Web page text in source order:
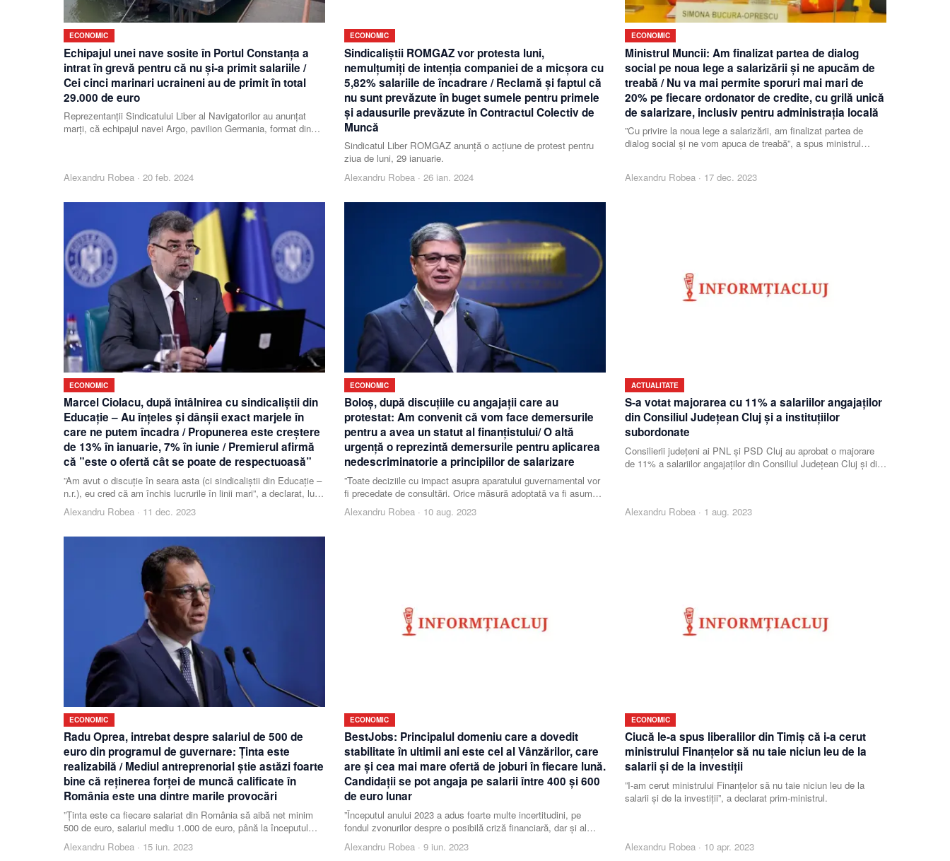
ECONOMIC
Echipajul unei nave sosite în Portul Constanţa a
intrat în grevă pentru că nu şi-a primit salariile /
Cei cinci marinari ucraineni au de primit în total
29.000 de euro
Reprezentanţii Sindicatului Liber al Navigatorilor au anunţat
marţi, că echipajul navei Argo, pavilion Germania, format din
Alexandru Robea· 20 feb. 2024
ECONOMIC
Sindicaliştii ROMGAZ vor protesta luni,
nemulţumiţi de intenţia companiei de a micşora cu
5,82% salariile de încadrare / Reclamă şi faptul că
nu sunt prevăzute în buget sumele pentru primele
şi adausurile prevăzute în Contractul Colectiv de
Muncă
Sindicatul Liber ROMGAZ anunţă o acţiune de protest pentru
ziua de luni, 29 ianuarie.
Alexandru Robea· 26 ian. 2024
ECONOMIC
Ministrul Muncii: Am finalizat partea de dialog
social pe noua lege a salarizării şi ne apucăm de
treabă / Nu va mai permite sporuri mai mari de
20% pe fiecare ordonator de credite, cu grilă unică
de salarizare, inclusiv pentru administraţia locală
”Cu privire la noua lege a salarizării, am finalizat partea de
dialog social şi ne vom apuca de treabă”, a spus ministrul
Alexandru Robea· 17 dec. 2023
ECONOMIC
Marcel Ciolacu, după întâlnirea cu sindicaliştii din
Educaţie – Au înţeles şi dânşii exact marjele în
care ne putem încadra / Propunerea este creştere
de 13% în ianuarie, 7% în iunie / Premierul afirmă
că ”este o ofertă cât se poate de respectuoasă”
”Am avut o discuţie în seara asta (ci sindicaliştii din Educaţie –
n.r.), eu cred că am închis lucrurile în linii mari”, a declarat, luni
seară, la Digi 24, Mar
Alexandru Robea· 11 dec. 2023
ECONOMIC
Boloş, după discuţiile cu angajaţii care au
protestat: Am convenit că vom face demersurile
pentru a avea un statut al finanţistului/ O altă
urgenţă o reprezintă demersurile pentru aplicarea
nedescriminatorie a principiilor de salarizare
”Toate deciziile cu impact asupra aparatului guvernamental vor
fi precedate de consultări. Orice măsură adoptată va fi asumată
la nivelul coaliţiei. Eu sunt par
Alexandru Robea· 10 aug. 2023
ACTUALITATE
S-a votat majorarea cu 11% a salariilor angajaților
din Consiliul Județean Cluj și a instituțiilor
subordonate
Consilierii județeni ai PNL și PSD Cluj au aprobat o majorare
de 11% a salariilor angajaților din Consiliul Județean Cluj și din
Alexandru Robea· 1 aug. 2023
ECONOMIC
Radu Oprea, intrebat despre salariul de 500 de
euro din programul de guvernare: Ţinta este
realizabilă / Mediul antreprenorial ştie astăzi foarte
bine că reţinerea forţei de muncă calificate în
România este una dintre marile provocări
”Ţinta este ca fiecare salariat din România să aibă net minim
500 de euro, salariul mediu 1.000 de euro, până la începutul
anului 2025”, a afirmat, joi seară, m
Alexandru Robea· 15 iun. 2023
ECONOMIC
BestJobs: Principalul domeniu care a dovedit
stabilitate în ultimii ani este cel al Vânzărilor, care
are şi cea mai mare ofertă de joburi în fiecare lună.
Candidaţii se pot angaja pe salarii între 400 şi 600
de euro lunar
”Începutul anului 2023 a adus foarte multe incertitudini, pe
fondul zvonurilor despre o posibilă criză financiară, dar şi al
contextului economic local, marcat
Alexandru Robea· 9 iun. 2023
ECONOMIC
Ciucă le-a spus liberalilor din Timiş că i-a cerut
ministrului Finanţelor să nu taie niciun leu de la
salarii şi de la investiţii
”I-am cerut ministrului Finanţelor să nu taie niciun leu de la
salarii şi de la investiţii”, a declarat prim-ministrul.
Alexandru Robea· 10 apr. 2023